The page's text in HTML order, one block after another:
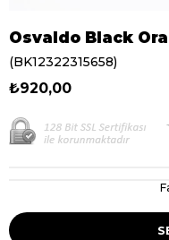
Osvaldo Black
(BK12322315658)
₺920,00